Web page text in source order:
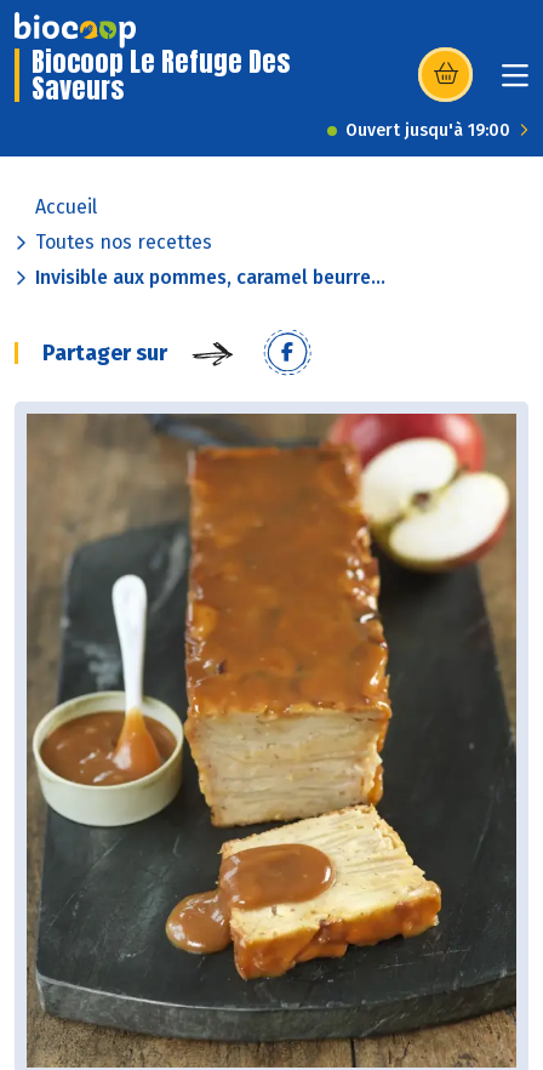
Biocoop Le Refuge Des
Saveurs (s’ouvre dans
Ouvert jusqu'à 19:00
Accueil
Toutes nos recettes
Invisible aux pommes, caramel beurre...
Partager sur